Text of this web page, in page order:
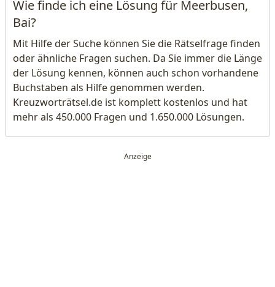
Wie finde ich eine Lösung für Meerbusen,
Bai?
Mit Hilfe der Suche können Sie die Rätselfrage finden
oder ähnliche Fragen suchen. Da Sie immer die Länge
der Lösung kennen, können auch schon vorhandene
Buchstaben als Hilfe genommen werden.
Kreuzworträtsel.de ist komplett kostenlos und hat
mehr als 450.000 Fragen und 1.650.000 Lösungen.